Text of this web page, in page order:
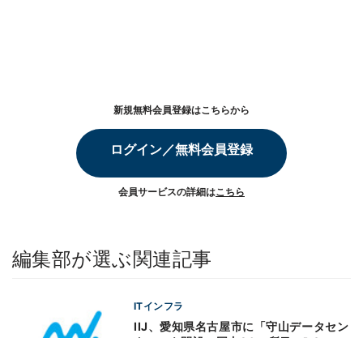
新規無料会員登録はこちらから
ログイン／無料会員登録
会員サービスの詳細はこちら
編集部が選ぶ関連記事
ITインフラ
IIJ、愛知県名古屋市に「守山データセン